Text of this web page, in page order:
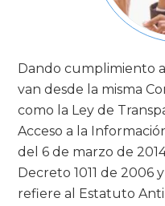
Dando cumplimiento
van desde la misma
como la Ley de
Acceso a la
del 6 de marzo de
Decreto 1011 de 2006
refiere al Estatuto